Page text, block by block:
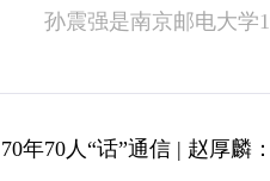
孙震强是南京邮电大学
70年70人“话”通信 | 赵厚麟